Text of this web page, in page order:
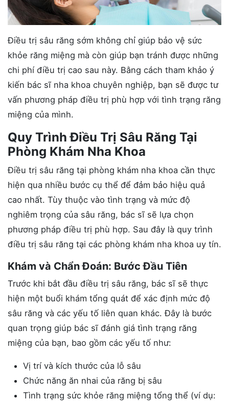
Điều trị sâu răng sớm không chỉ giúp bảo vệ sức
khỏe răng miệng mà còn giúp bạn tránh được những
chi phí điều trị cao sau này. Bằng cách tham khảo ý
kiến bác sĩ nha khoa chuyên nghiệp, bạn sẽ được tư
vấn phương pháp điều trị phù hợp với tình trạng răng
miệng của mình.
Quy Trình Điều Trị Sâu Răng Tại
Phòng Khám Nha Khoa
Điều trị sâu răng tại phòng khám nha khoa cần thực
hiện qua nhiều bước cụ thể để đảm bảo hiệu quả
cao nhất. Tùy thuộc vào tình trạng và mức độ
nghiêm trọng của sâu răng, bác sĩ sẽ lựa chọn
phương pháp điều trị phù hợp. Sau đây là quy trình
điều trị sâu răng tại các phòng khám nha khoa uy tín.
Khám và Chẩn Đoán: Bước Đầu Tiên
Trước khi bắt đầu điều trị sâu răng, bác sĩ sẽ thực
hiện một buổi khám tổng quát để xác định mức độ
sâu răng và các yếu tố liên quan khác. Đây là bước
quan trọng giúp bác sĩ đánh giá tình trạng răng
miệng của bạn, bao gồm các yếu tố như:
Vị trí và kích thước của lỗ sâu
Chức năng ăn nhai của răng bị sâu
Tình trạng sức khỏe răng miệng tổng thể (ví dụ: